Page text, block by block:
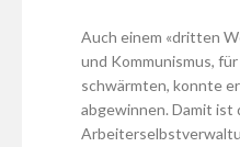
Auch einem «dritten
und Kommunismus,
schwärmten, konnte
abgewinnen. Damit ist